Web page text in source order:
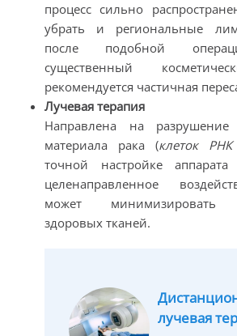
процесс сильно
убрать и региональные
после подобной
существенный
рекомендуется частичная
Лучевая терапия
Направлена на разрушение
материала рака (клеток
точной настройке
целенаправленное
может минимизировать
здоровых тканей.
лучевая